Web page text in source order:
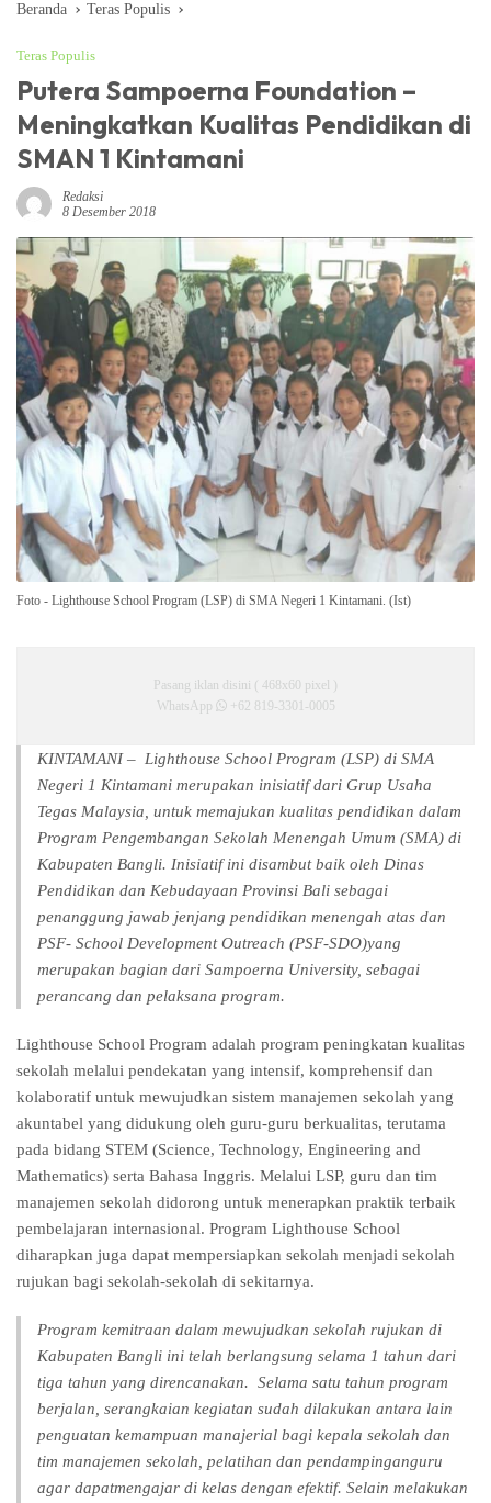
Beranda Teras Populis
Teras Populis
Putera Sampoerna Foundation –
Meningkatkan Kualitas Pendidikan di
SMAN 1 Kintamani
Redaksi
8 Desember 2018
Foto - Lighthouse School Program (LSP) di SMA Negeri 1 Kintamani. (Ist)
Pasang iklan disini ( 468x60 pixel )
WhatsApp
+62 819-3301-0005
KINTAMANI – Lighthouse School Program (LSP) di SMA
Negeri 1 Kintamani merupakan inisiatif dari Grup Usaha
Tegas Malaysia, untuk memajukan kualitas pendidikan dalam
Program Pengembangan Sekolah Menengah Umum (SMA) di
Kabupaten Bangli. Inisiatif ini disambut baik oleh Dinas
Pendidikan dan Kebudayaan Provinsi Bali sebagai
penanggung jawab jenjang pendidikan menengah atas dan
PSF- School Development Outreach (PSF-SDO)yang
merupakan bagian dari Sampoerna University, sebagai
perancang dan pelaksana program.
Lighthouse School Program adalah program peningkatan kualitas
sekolah melalui pendekatan yang intensif, komprehensif dan
kolaboratif untuk mewujudkan sistem manajemen sekolah yang
akuntabel yang didukung oleh guru-guru berkualitas, terutama
pada bidang STEM (Science, Technology, Engineering and
Mathematics) serta Bahasa Inggris. Melalui LSP, guru dan tim
manajemen sekolah didorong untuk menerapkan praktik terbaik
pembelajaran internasional. Program Lighthouse School
diharapkan juga dapat mempersiapkan sekolah menjadi sekolah
rujukan bagi sekolah-sekolah di sekitarnya.
Program kemitraan dalam mewujudkan sekolah rujukan di
Kabupaten Bangli ini telah berlangsung selama 1 tahun dari
tiga tahun yang direncanakan. Selama satu tahun program
berjalan, serangkaian kegiatan sudah dilakukan antara lain
penguatan kemampuan manajerial bagi kepala sekolah dan
tim manajemen sekolah, pelatihan dan pendampinganguru
agar dapatmengajar di kelas dengan efektif. Selain melakukan